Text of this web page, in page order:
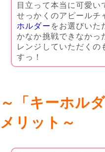
目立って本当に可愛い
せっかくのアピールチ
ホルダー をお選びいた
かなか挑戦できなかっ
レンジしていただくの
すっ！
～「キーホル
メリット～